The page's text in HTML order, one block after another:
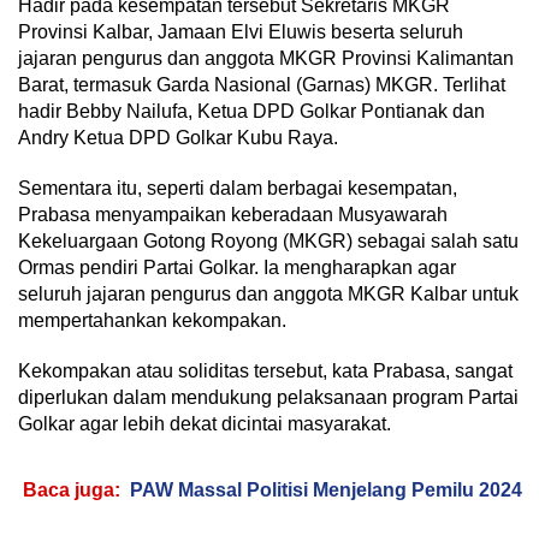
Hadir pada kesempatan tersebut Sekretaris MKGR
Provinsi Kalbar, Jamaan Elvi Eluwis beserta seluruh
jajaran pengurus dan anggota MKGR Provinsi Kalimantan
Barat, termasuk Garda Nasional (Garnas) MKGR. Terlihat
hadir Bebby Nailufa, Ketua DPD Golkar Pontianak dan
Andry Ketua DPD Golkar Kubu Raya.
Sementara itu, seperti dalam berbagai kesempatan,
Prabasa menyampaikan keberadaan Musyawarah
Kekeluargaan Gotong Royong (MKGR) sebagai salah satu
Ormas pendiri Partai Golkar. Ia mengharapkan agar
seluruh jajaran pengurus dan anggota MKGR Kalbar untuk
mempertahankan kekompakan.
Kekompakan atau soliditas tersebut, kata Prabasa, sangat
diperlukan dalam mendukung pelaksanaan program Partai
Golkar agar lebih dekat dicintai masyarakat.
Baca juga: PAW Massal Politisi Menjelang Pemilu 2024